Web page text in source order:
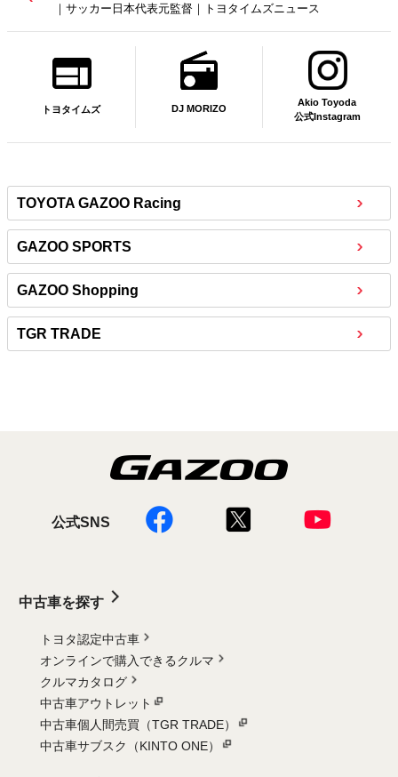
｜サッカー日本代表元監督｜トヨタイムズニュース
トヨタイムズ DJ MORIZO
Akio Toyoda
公式Instagram
TOYOTA GAZOO Racing
GAZOO SPORTS
GAZOO Shopping
TGR TRADE
公式SNS
中古車を探す
トヨタ認定中古車
オンラインで購入できるクルマ
クルマカタログ
中古車アウトレット
中古車個人間売買（TGR TRADE）
中古車サブスク（KINTO ONE）